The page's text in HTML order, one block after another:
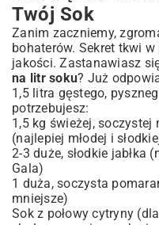
Twój Sok
Zanim zaczniemy,
bohaterów. Sekret tkwi
jakości. Zastanawiasz
na litr soku? Już
1,5 litra gęstego,
potrzebujesz:
1,5 kg świeżej, soczystej
(najlepiej młodej i
2-3 duże, słodkie jabłka
Gala)
1 duża, soczysta
mniejsze)
Sok z połowy cytryny (dla